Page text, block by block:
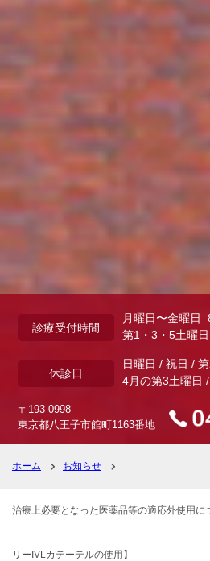
診療受付時間
月曜日〜金曜日
第1・3・5土曜
休診日
日曜日 / 祝日 /
4月の第3土曜日
〒193-0998
東京都八王子市館町1163番地
ホーム お知らせ
治療上必要となった医薬品等の適応外使用に
リーIVLカテーテルの使用】